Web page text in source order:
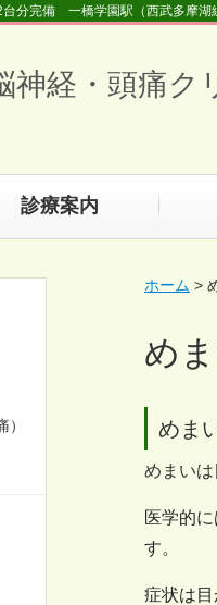
神経・頭痛ク
分完備 一橋学園駅（西武多摩
診療案内
ホーム >
め
めま
めまいは
医学的
す。
症状は